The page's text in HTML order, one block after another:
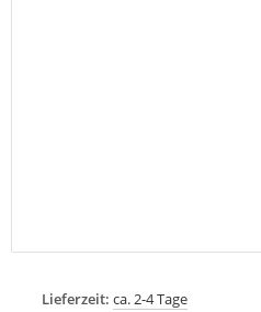
Lieferzeit: ca. 2-4 Tage